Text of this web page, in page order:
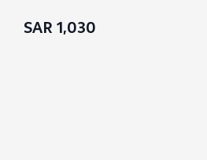
1,030 SAR